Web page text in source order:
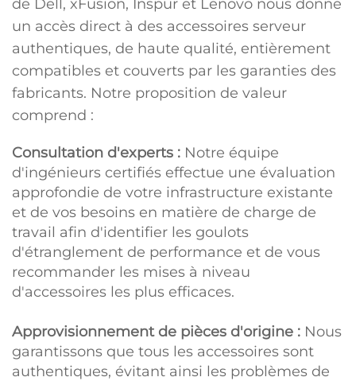
de Dell, xFusion, Inspur et Lenovo nous donne
un accès direct à des accessoires serveur
authentiques, de haute qualité, entièrement
compatibles et couverts par les garanties des
fabricants. Notre proposition de valeur
comprend :
Consultation d'experts : Notre équipe
d'ingénieurs certifiés effectue une évaluation
approfondie de votre infrastructure existante
et de vos besoins en matière de charge de
travail afin d'identifier les goulots
d'étranglement de performance et de vous
recommander les mises à niveau
d'accessoires les plus efficaces.
Approvisionnement de pièces d'origine : Nous
garantissons que tous les accessoires sont
authentiques, évitant ainsi les problèmes de